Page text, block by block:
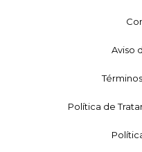
Aviso
Política de